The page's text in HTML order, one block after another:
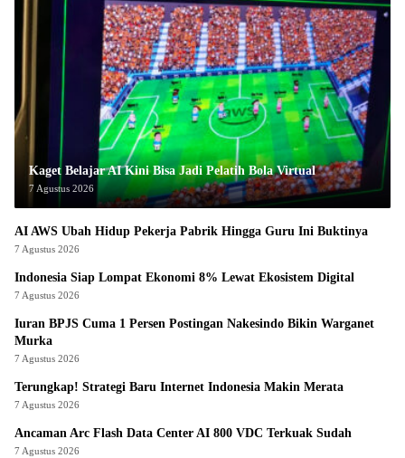
Kaget Belajar AI Kini Bisa Jadi Pelatih Bola Virtual
7 Agustus 2026
AI AWS Ubah Hidup Pekerja Pabrik Hingga Guru Ini Buktinya
7 Agustus 2026
Indonesia Siap Lompat Ekonomi 8% Lewat Ekosistem Digital
7 Agustus 2026
Iuran BPJS Cuma 1 Persen Postingan Nakesindo Bikin Warganet
Murka
7 Agustus 2026
Terungkap! Strategi Baru Internet Indonesia Makin Merata
7 Agustus 2026
Ancaman Arc Flash Data Center AI 800 VDC Terkuak Sudah
7 Agustus 2026